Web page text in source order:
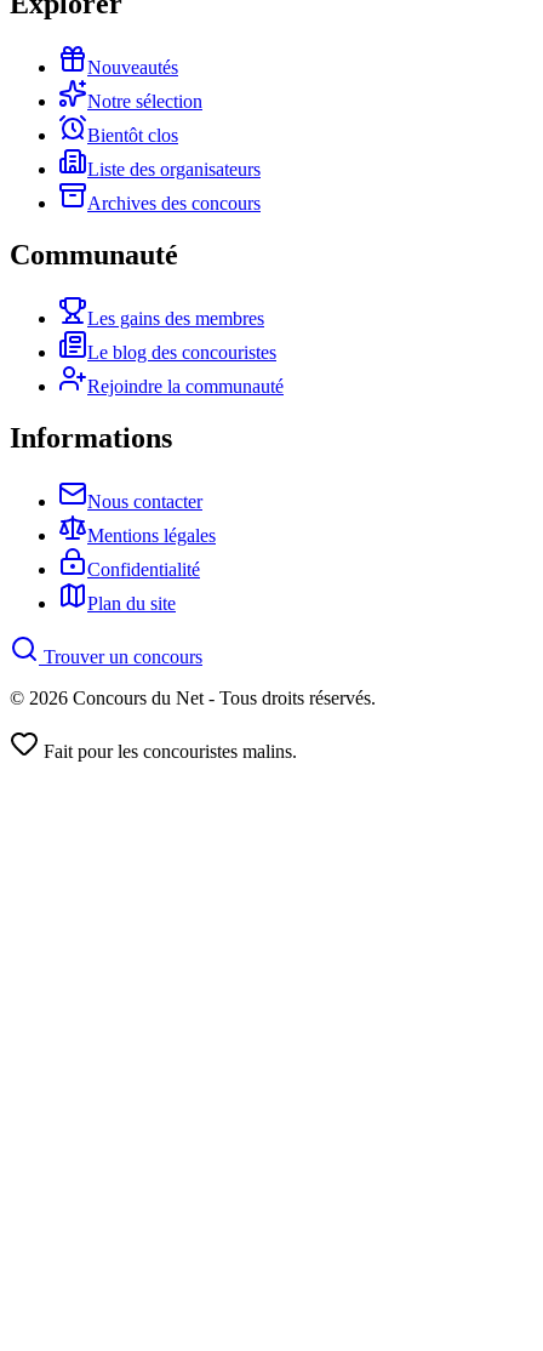
Nouveautés
Notre sélection
Bientôt clos
Liste des organisateurs
Archives des concours
Communauté
Les gains des membres
Le blog des concouristes
Rejoindre la communauté
Informations
Nous contacter
Mentions légales
Confidentialité
Plan du site
Trouver un concours
© 2026 Concours du Net - Tous droits réservés.
Fait pour les concouristes malins.